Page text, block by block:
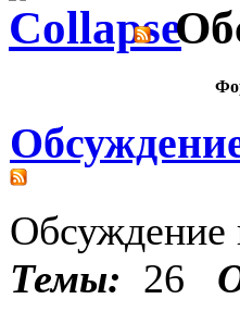
Обсуждение
Темы: 26